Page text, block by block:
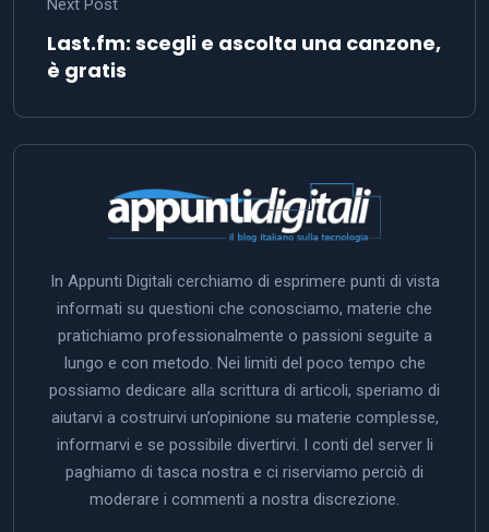
Next Post
Last.fm: scegli e ascolta una canzone,
è gratis
In Appunti Digitali cerchiamo di esprimere punti di vista
informati su questioni che conosciamo, materie che
pratichiamo professionalmente o passioni seguite a
lungo e con metodo. Nei limiti del poco tempo che
possiamo dedicare alla scrittura di articoli, speriamo di
aiutarvi a costruirvi un’opinione su materie complesse,
informarvi e se possibile divertirvi. I conti del server li
paghiamo di tasca nostra e ci riserviamo perciò di
moderare i commenti a nostra discrezione.